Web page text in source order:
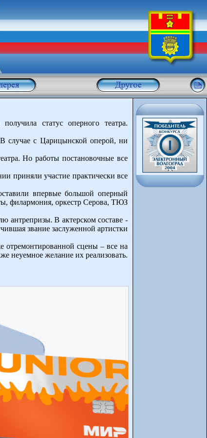
статус оперного театра.
случае с Царицынской оперой, ни
Но работы постановочные все
приняли участие практически все
впервые большой оперный
филармония, оркестр Серова, ТЮЗ
антрепризы. В актерском составе -
звание заслуженной артистки
отремонтированной сцены – все на
неуемное желание их реализовать.